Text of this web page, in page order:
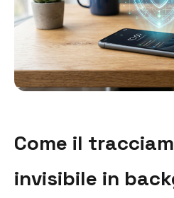
Come il
invisibile in